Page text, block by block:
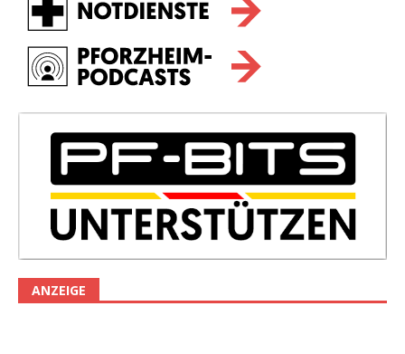
ANZEIGE